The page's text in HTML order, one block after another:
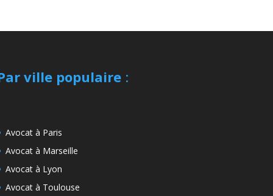
ville populaire:
Avocat à Paris
Avocat à Marseille
Avocat à Lyon
Avocat à Toulouse